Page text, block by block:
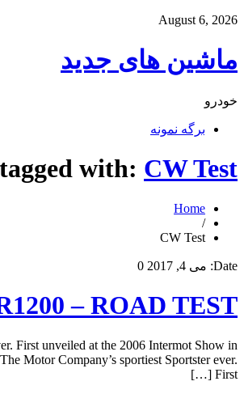
August 6, 2026
ماشین های جدید
خودرو
برگه نمونه
with: CW Test
Home
/
CW Test
Date: می 4, 2017 0
– ROAD TEST
First unveiled at the 2006 Intermot Show in
Motor Company’s sportiest Sportster ever.
First […]